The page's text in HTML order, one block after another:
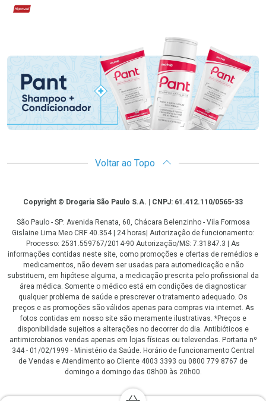
Hipercard
Promoção em Destaque
Voltar ao Topo
CopyrightCopyright © Drogaria São Paulo S.A. | CNPJ: 61.412.110/0565-33
São Paulo - SP: Avenida Renata, 60, Chácara Belenzinho - Vila Formosa
Gislaine Lima Meo CRF 40.354 | 24 horas| Autorização de funcionamento:
Processo: 2531.559767/2014-90 Autorização/MS: 7.31847.3 | As
informações contidas neste site, como promoções e ofertas de remédios e
medicamentos, não devem ser usadas para automedicação e não
substituem, em hipótese alguma, a medicação prescrita pelo profissional da
área médica. Somente o médico está em condições de diagnosticar
qualquer problema de saúde e prescrever o tratamento adequado. Os
preços e as promoções são válidos apenas para compras via internet. As
fotos contidas em nosso site são meramente ilustrativas. *Preços e
disponibilidade sujeitos a alterações no decorrer do dia. Antibióticos e
antimicrobianos vendas apenas em lojas físicas ou televendas. Portaria nº
344 - 01/02/1999 - Ministério da Saúde. Horário de funcionamento Central
de Vendas e Atendimento ao Cliente 4003 3393 ou 0800 779 8767 de
domingo a domingo das 08h00 às 20h00.
LGPD Aceite os Cookies